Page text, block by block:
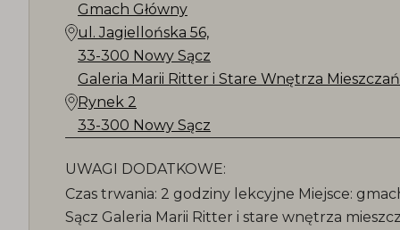
Gmach Główny
ul. Jagiellońska 56,
33-300 Nowy Sącz
Galeria Marii Ritter i Stare Wnętrza
Rynek 2
33-300 Nowy Sącz
UWAGI DODATKOWE:
Czas trwania: 2 godziny lekcyjne Miejsce:
Sącz Galeria Marii Ritter i stare wnętrza